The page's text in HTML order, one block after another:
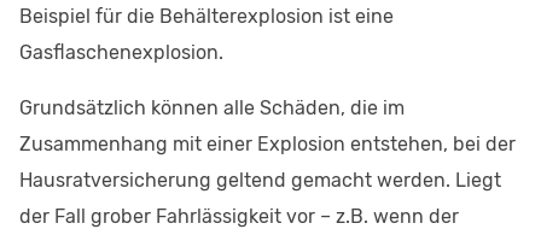
Beispiel für die Behälterexplosion ist eine
Gasflaschenexplosion.
Grundsätzlich können alle Schäden, die im
Zusammenhang mit einer Explosion entstehen, bei der
Hausratversicherung geltend gemacht werden. Liegt
der Fall grober Fahrlässigkeit vor – z.B. wenn der